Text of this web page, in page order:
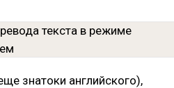
знатоки английского),